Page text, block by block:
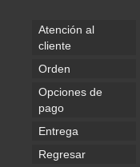
Atención al
cliente
Orden
Opciones de
pago
Entrega
Regresar